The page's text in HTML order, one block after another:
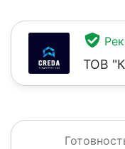
ТОВ